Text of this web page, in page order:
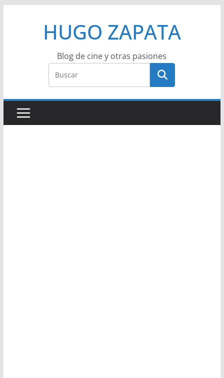
HUGO ZAPATA
Blog de cine y otras pasiones